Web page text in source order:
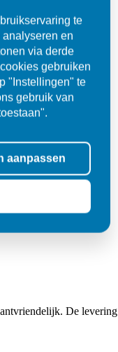
De
te
en
via derde
gebruiken
"Instellingen" te
gebruik van
aanpassen